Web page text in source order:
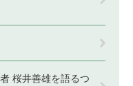
桜井善雄を語るつ